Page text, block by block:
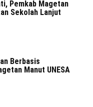
Pemkab Magetan
Sekolah Lanjut
Berbasis
Manut UNESA